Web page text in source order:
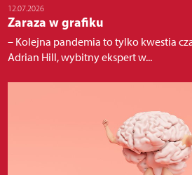
12.07.2026
Zaraza w grafiku
– Kolejna pandemia to tylko kwestia
Adrian Hill, wybitny ekspert w...